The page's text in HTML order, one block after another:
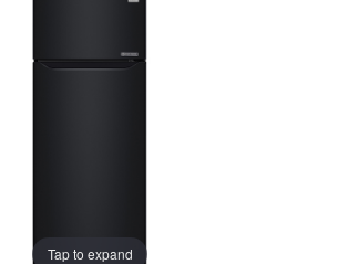
Tap to expand